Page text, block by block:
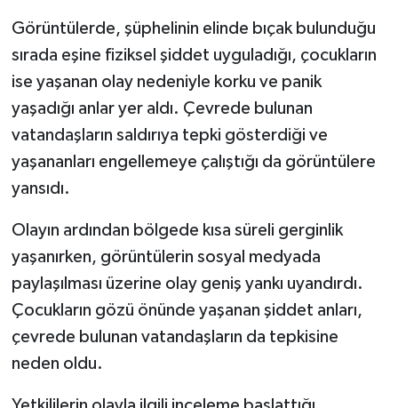
Görüntülerde, şüphelinin elinde bıçak bulunduğu
sırada eşine fiziksel şiddet uyguladığı, çocukların
ise yaşanan olay nedeniyle korku ve panik
yaşadığı anlar yer aldı. Çevrede bulunan
vatandaşların saldırıya tepki gösterdiği ve
yaşananları engellemeye çalıştığı da görüntülere
yansıdı.
Olayın ardından bölgede kısa süreli gerginlik
yaşanırken, görüntülerin sosyal medyada
paylaşılması üzerine olay geniş yankı uyandırdı.
Çocukların gözü önünde yaşanan şiddet anları,
çevrede bulunan vatandaşların da tepkisine
neden oldu.